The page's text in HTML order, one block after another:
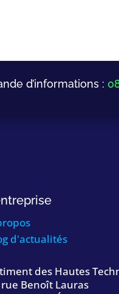
d’informations :
d'actualités
des Hautes
Benoît Lauras